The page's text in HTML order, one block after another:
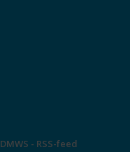
DMWS - RSS-feed